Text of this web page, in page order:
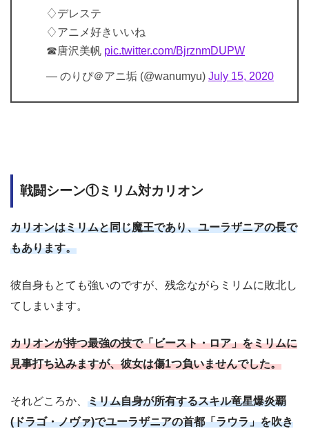
♢デレステ
♢アニメ好きいいね
☎唐沢美帆 pic.twitter.com/BjrznmDUPW
— のりぴ＠アニ垢 (@wanumyu) July 15, 2020
戦闘シーン①ミリム対カリオン
カリオンはミリムと同じ魔王であり、ユーラザニアの長で
もあります。
彼自身もとても強いのですが、残念ながらミリムに敗北し
てしまいます。
カリオンが持つ最強の技で「ビースト・ロア」をミリムに
見事打ち込みますが、彼女は傷1つ負いませんでした。
それどころか、 ミリム自身が所有するスキル竜星爆炎覇
(ドラゴ・ノヴァ)でユーラザニアの首都「ラウラ」を吹き